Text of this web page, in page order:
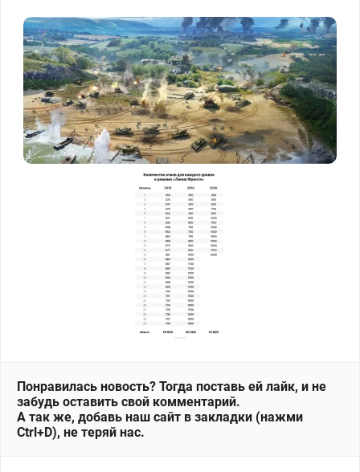
Понравилась новость? Тогда поставь ей лайк, и не
забудь оставить свой комментарий.
А так же, добавь наш сайт в закладки (нажми
Ctrl+D), не теряй нас.